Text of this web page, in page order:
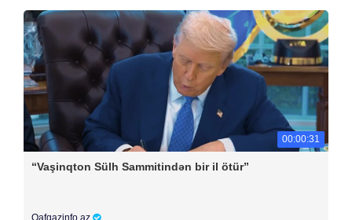
00:00:31
“Vaşinqton Sülh Sammitindən bir il ötür”
Qafqazinfo.az